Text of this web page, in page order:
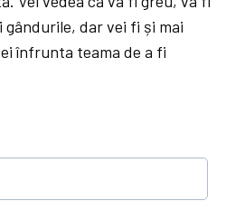
dar vei fi și mai
înfrunta teama de a fi